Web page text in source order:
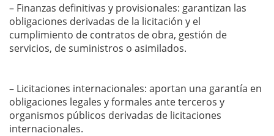
– Finanzas definitivas y provisionales: garantizan las
obligaciones derivadas de la licitación y el
cumplimiento de contratos de obra, gestión de
servicios, de suministros o asimilados.
– Licitaciones internacionales: aportan una garantía en
obligaciones legales y formales ante terceros y
organismos públicos derivadas de licitaciones
internacionales.